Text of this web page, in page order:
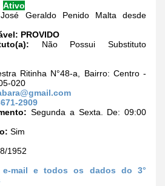
Ativo
José Geraldo Penido Malta desde
PROVIDO
Não Possui Substituto
Ritinha N°48-a, Bairro: Centro -
020
2909
Segunda a Sexta. De: 09:00
Sim
1952
e-mail e todos os dados do 3°